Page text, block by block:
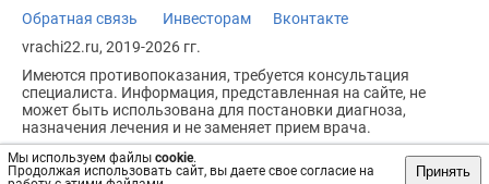
Мы используем файлы cookie.
Продолжая использовать сайт, вы даете свое согласие на
Принять
Обратная связь Инвесторам
Вконтакте
vrachi22.ru, 2019-2026 гг.
Имеются противопоказания, требуется консультация
специалиста. Информация, представленная на сайте, не
может быть использована для постановки диагноза,
назначения лечения и не заменяет прием врача.
Возрастное ограничение: 18+